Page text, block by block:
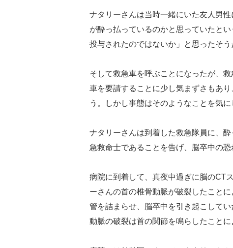
ナタリーさんは当時一緒にいた友人男
が酔っ払っているのかと思っていたと
投与されたのではないか」と思ったそう
そして救急車を呼ぶことになったが、
車を要請することに少し気まずさもあ
う。しかし事態はそのようなことを気に
ナタリーさんは到着した救急隊員に、
急救命士であることを告げ、脳卒中の恐
病院に到着して、真夜中過ぎに脳のCT
ーさんの首の椎骨動脈が破裂したこと
管を詰まらせ、脳卒中を引き起こして
動脈の破裂は首の関節を鳴らしたことに